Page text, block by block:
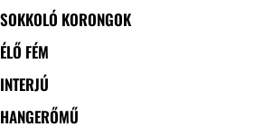
SOKKOLÓ KORONGOK
ÉLŐ FÉM
INTERJÚ
HANGERŐMŰ